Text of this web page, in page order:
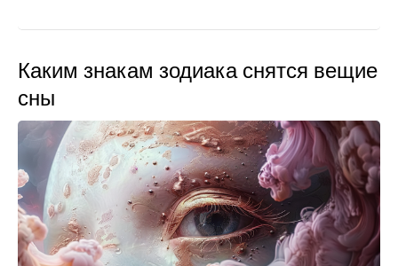
Каким знакам зодиака снятся вещие
сны